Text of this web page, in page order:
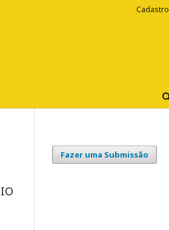
Cadastro
Fazer uma Submissão